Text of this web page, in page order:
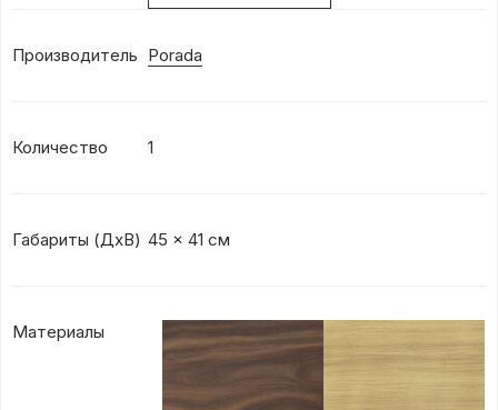
Производитель Porada
Количество 1
Габариты (ДxВ) 45 x 41 см
Материалы